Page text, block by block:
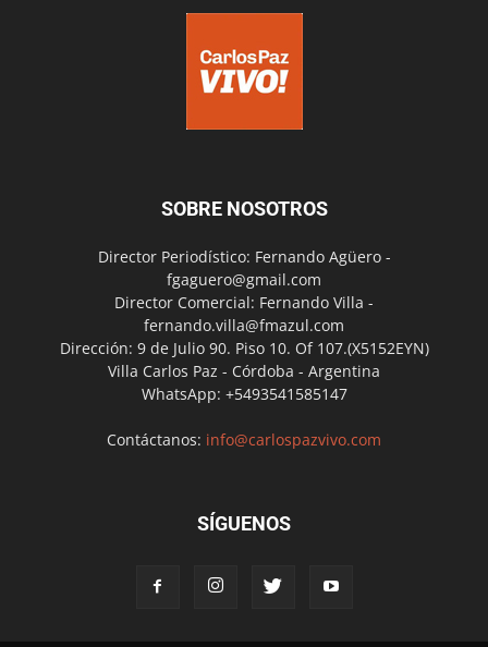
SOBRE NOSOTROS
Director Periodístico: Fernando Agüero -
fgaguero@gmail.com
Director Comercial: Fernando Villa -
fernando.villa@fmazul.com
Dirección: 9 de Julio 90. Piso 10. Of 107.(X5152EYN)
Villa Carlos Paz - Córdoba - Argentina
WhatsApp: +5493541585147
Contáctanos: info@carlospazvivo.com
SÍGUENOS